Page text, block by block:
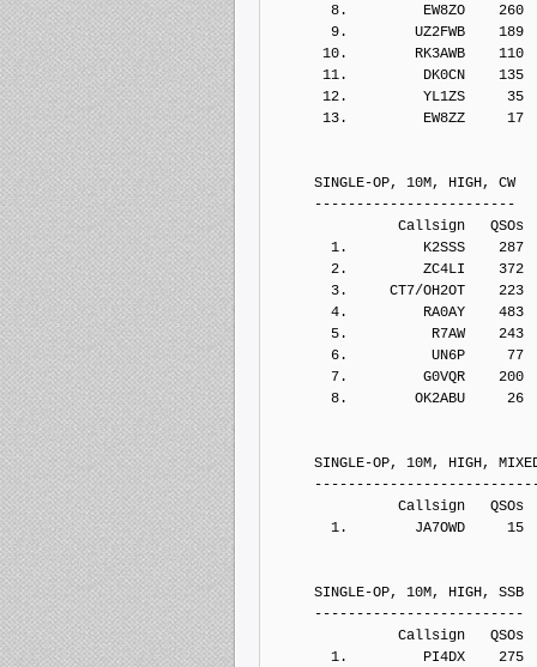
8.         EW8ZO    260
9.        UZ2FWB    189
10.        RK3AWB    110
11.         DK0CN    135
12.         YL1ZS     35
13.         EW8ZZ     17
SINGLE-OP, 10M, HIGH, CW
------------------------
Callsign   QSOs  Points
1.         K2SSS    287
2.         ZC4LI    372
3.     CT7/OH2OT    223
4.         RA0AY    483
5.          R7AW    243
6.          UN6P     77
7.         G0VQR    200
8.        OK2ABU     26
SINGLE-OP, 10M, HIGH,
Callsign   QSOs  Points
1.        JA7OWD     15
SINGLE-OP, 10M, HIGH, SSB
-------------------------
Callsign   QSOs  Points
1.         PI4DX    275